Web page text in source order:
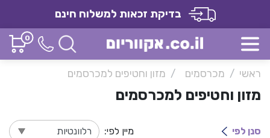
בדיקת זכאות למשלוח חינם
0
ראשי מכרסמים מזון וחטיפים למכרסמים
מזון וחטיפים למכרסמים
סנן לפי מיין לפי: